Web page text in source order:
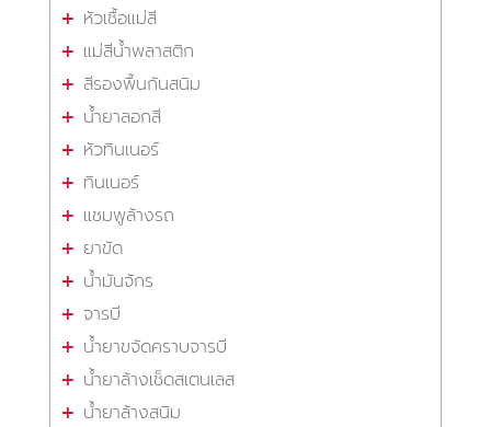
หัวเชื้อแม่สี
แม่สีน้ำพลาสติก
สีรองพื้นกันสนิม
น้ำยาลอกสี
หัวทินเนอร์
ทินเนอร์
แชมพูล้างรถ
ยาขัด
น้ำมันจักร
จารบี
น้ำยาขจัดคราบจารบี
น้ำยาล้างเช็ดสเตนเลส
น้ำยาล้างสนิม